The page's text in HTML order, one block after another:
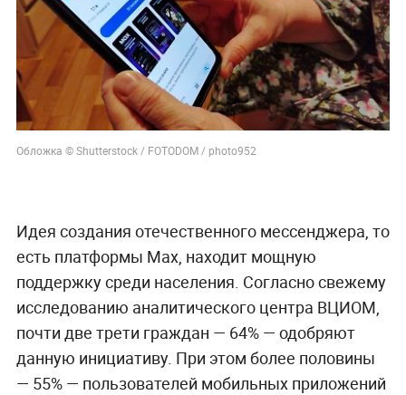
Обложка © Shutterstock / FOTODOM / photo952
Идея создания отечественного мессенджера, то
есть платформы Max, находит мощную
поддержку среди населения. Согласно свежему
исследованию аналитического центра ВЦИОМ,
почти две трети граждан — 64% — одобряют
данную инициативу. При этом более половины
— 55% — пользователей мобильных приложений